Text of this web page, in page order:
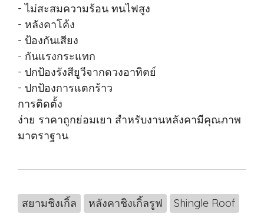
- ไม่สะสมความร้อน ทนไฟสูง
- หลังคาโค้ง
- ป้องกันเสียง
- กันแรงกระแทก
- ปกป้องรังสียูวีจากดวงอาทิตย์
- ปกป้องการแตกร้าว
การติดตั้ง
ง่าย ราคาถูกย่อมเยา สำหรับงานหลังคามีคุณภาพ
มาตราฐาน
สยามชิงเกิ้ล หลังคาชิงเกิ้ลรูฟ Shingle Roof